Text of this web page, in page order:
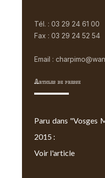
Tél. : 03 29 24 61 00
Fax : 03 29 24 52 54
Email :
Articles de presse
Paru dans "Vosges
2015 :
Voir l'article